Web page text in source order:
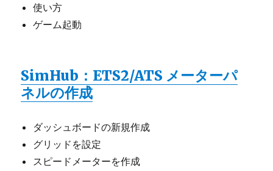
使い方
ゲーム起動
SimHub：ETS2/ATS メーターパ
ネルの作成
ダッシュボードの新規作成
グリッドを設定
スピードメーターを作成